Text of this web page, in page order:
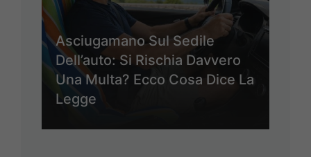
Asciugamano Sul Sedile
Dell’auto: Si Rischia Davvero
Una Multa? Ecco Cosa Dice La
Legge